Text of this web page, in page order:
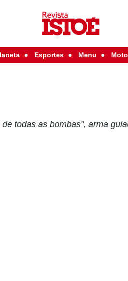
Esportes Menu
todas as bombas", arma